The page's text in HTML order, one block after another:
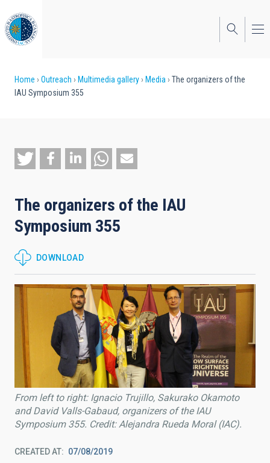
to
main
content
Breadcrumb
Home Outreach Multimedia gallery Media
The organizers of the
IAU Symposium 355
The organizers of the IAU
Symposium 355
DOWNLOAD
From left to right: Ignacio Trujillo, Sakurako Okamoto
and David Valls-Gabaud, organizers of the IAU
Symposium 355. Credit: Alejandra Rueda Moral (IAC).
CREATED AT 07/08/2019